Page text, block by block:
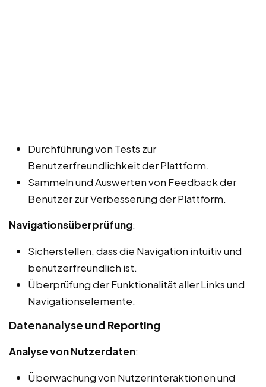
Durchführung von Tests zur
Benutzerfreundlichkeit der Plattform.
Sammeln und Auswerten von Feedback der
Benutzer zur Verbesserung der Plattform.
Navigationsüberprüfung:
Sicherstellen, dass die Navigation intuitiv und
benutzerfreundlich ist.
Überprüfung der Funktionalität aller Links und
Navigationselemente.
Datenanalyse und Reporting
Analyse von Nutzerdaten:
Überwachung von Nutzerinteraktionen und